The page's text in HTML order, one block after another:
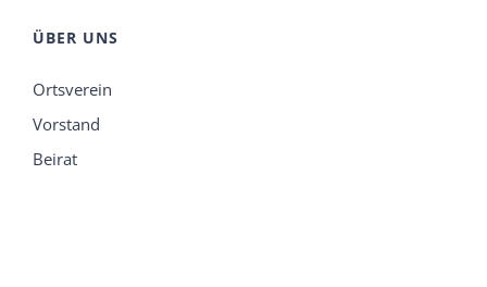
ÜBER UNS
Ortsverein
Vorstand
Beirat